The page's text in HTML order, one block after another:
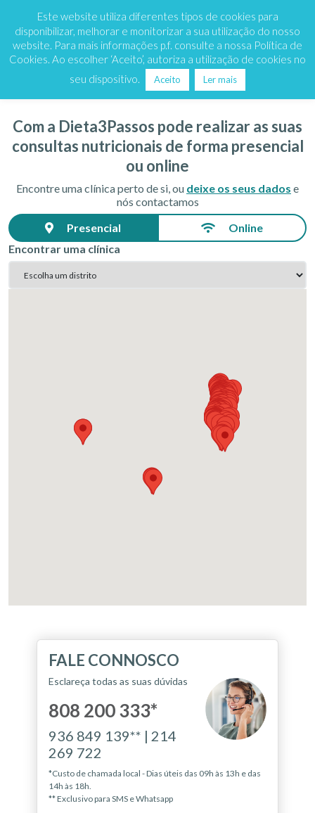
808 200 333 Marque já
Com a Dieta3Passos pode realizar as suas
consultas nutricionais de forma presencial
ou online
Encontre uma clínica perto de si, ou deixe os seus dados e
nós contactamos
Presencial
Online
Encontrar uma clínica
FALE CONNOSCO
Esclareça todas as suas dúvidas
808 200 333*
936 849 139** | 214
269 722
*Custo de chamada local - Dias úteis das 09h às 13h e das
14h às 18h.
** Exclusivo para SMS e Whatsapp
Este website utiliza diferentes tipos de cookies para
disponibilizar, melhorar e monitorizar a sua utilização do nosso
website. Para mais informações p.f. consulte a nossa Política de
Cookies. Ao escolher ‘Aceito’, autoriza a utilização de cookies no
seu dispositivo.
Aceito Ler mais